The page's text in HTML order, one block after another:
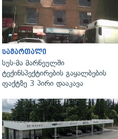
გადახედვა
სამართალი
სუს-მა მარნეულში
ტექინსპექტირების გაყალბების
ფაქტზე 3 პირი დააკავა